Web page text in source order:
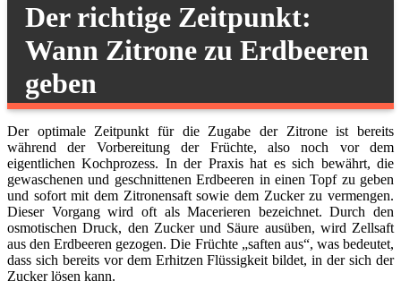
Der richtige Zeitpunkt:
Wann Zitrone zu Erdbeeren
geben
Der optimale Zeitpunkt für die Zugabe der Zitrone ist bereits
während der Vorbereitung der Früchte, also noch vor dem
eigentlichen Kochprozess. In der Praxis hat es sich bewährt, die
gewaschenen und geschnittenen Erdbeeren in einen Topf zu geben
und sofort mit dem Zitronensaft sowie dem Zucker zu vermengen.
Dieser Vorgang wird oft als Macerieren bezeichnet. Durch den
osmotischen Druck, den Zucker und Säure ausüben, wird Zellsaft
aus den Erdbeeren gezogen. Die Früchte „saften aus“, was bedeutet,
dass sich bereits vor dem Erhitzen Flüssigkeit bildet, in der sich der
Zucker lösen kann.